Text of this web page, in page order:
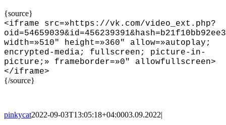
{source}
<iframe src=»https://vk.com/video_ext.php?
width=»510″ height=»360″ allow=»autoplay;
encrypted-media; fullscreen; picture-in-
picture;» frameborder=»0″ allowfullscreen>
</iframe>
{/source}
pinkycat2022-09-03T13:05:18+04:0003.09.2022|